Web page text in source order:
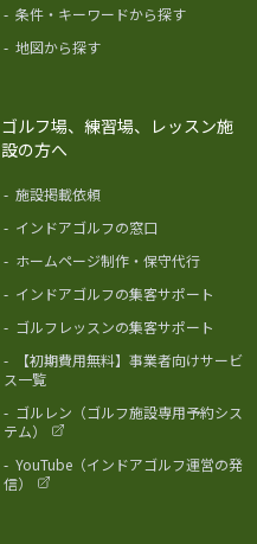
- 条件・キーワードから探す
- 地図から探す
ゴルフ場、練習場、レッスン施
設の方へ
- 施設掲載依頼
- インドアゴルフの窓口
- ホームページ制作・保守代行
- インドアゴルフの集客サポート
- ゴルフレッスンの集客サポート
-
【初期費用無料】事業者向けサービ
ス一覧
- ゴルレン（ゴルフ施設専用予約シス
テム）
- YouTube（インドアゴルフ運営の発
信）